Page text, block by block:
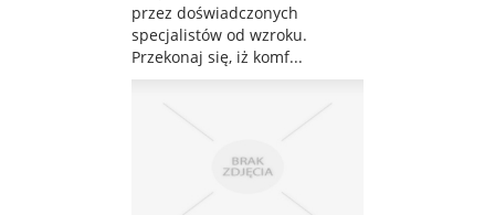
przez doświadczonych
specjalistów od wzroku.
Przekonaj się, iż komf...